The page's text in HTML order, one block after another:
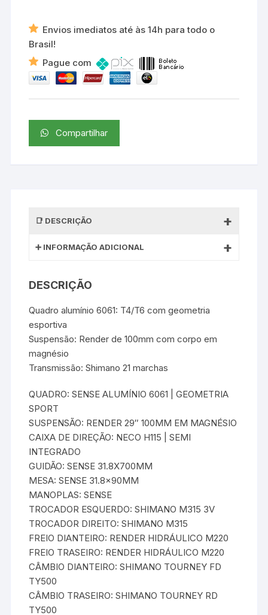
Envios imediatos até às 14h para todo o
Brasil!
Pague com
Compartilhar
DESCRIÇÃO
INFORMAÇÃO ADICIONAL
DESCRIÇÃO
Quadro alumínio 6061: T4/T6 com geometria
esportiva
Suspensão: Render de 100mm com corpo em
magnésio
Transmissão: Shimano 21 marchas
QUADRO: SENSE ALUMÍNIO 6061 | GEOMETRIA
SPORT
SUSPENSÃO: RENDER 29″ 100MM EM MAGNÉSIO
CAIXA DE DIREÇÃO: NECO H115 | SEMI
INTEGRADO
GUIDÃO: SENSE 31.8X700MM
MESA: SENSE 31.8x90MM
MANOPLAS: SENSE
TROCADOR ESQUERDO: SHIMANO M315 3V
TROCADOR DIREITO: SHIMANO M315
FREIO DIANTEIRO: RENDER HIDRÁULICO M220
FREIO TRASEIRO: RENDER HIDRÁULICO M220
CÂMBIO DIANTEIRO: SHIMANO TOURNEY FD
TY500
CÂMBIO TRASEIRO: SHIMANO TOURNEY RD
TY500